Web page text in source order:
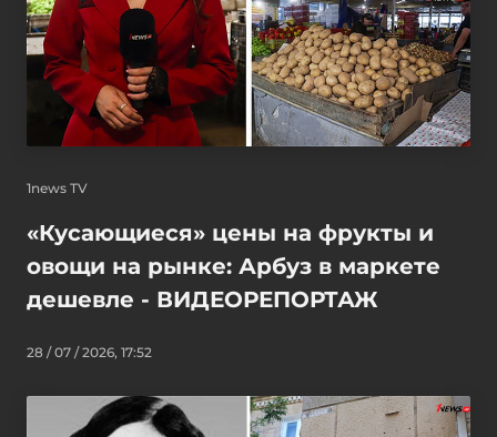
1news TV
«Кусающиеся» цены на фрукты и
овощи на рынке: Арбуз в маркете
дешевле - ВИДЕОРЕПОРТАЖ
28 / 07 / 2026, 17:52